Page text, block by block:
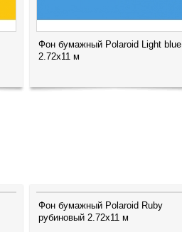
Фон бумажный Polaroid Light blue
2.72x11 м
Фон бумажный Polaroid Ruby
рубиновый 2.72x11 м